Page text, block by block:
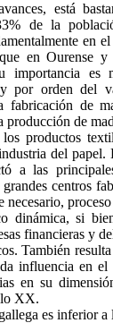
está
de la
en
en Ourense y
importancia es
por orden del
fabricación de
de
productos
del papel.
a las
centros
dinámica, si
financieras y
También
influencia en
en su
XX.
es inferior a